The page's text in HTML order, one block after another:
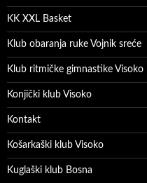
KK XXL Basket
Klub obaranja ruke Vojnik sreće
Klub ritmičke gimnastike Visoko
Konjički klub Visoko
Kontakt
Košarkaški klub Visoko
Kuglaški klub Bosna